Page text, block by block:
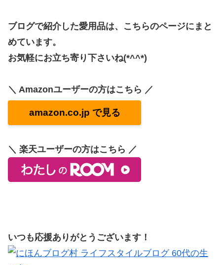
ブログで紹介した愛用品は、こちらのページにまと
めています。
お気軽にお立ち寄り下さいね(*^^*)
＼ Amazonユーザーの方はこちら ／
amazon.co.jp で見る
＼ 楽天ユーザーの方はこちら ／
いつも応援ありがとうございます！